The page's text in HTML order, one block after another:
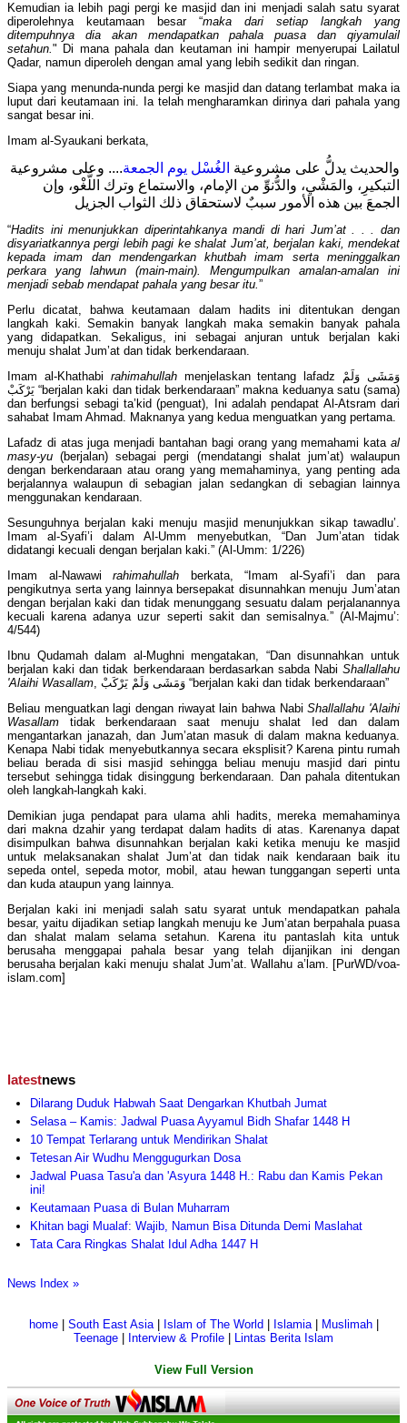
Kemudian ia lebih pagi pergi ke masjid dan ini menjadi salah satu syarat
diperolehnya keutamaan besar “maka dari setiap langkah yang
ditempuhnya dia akan mendapatkan pahala puasa dan qiyamulail
setahun." Di mana pahala dan keutaman ini hampir menyerupai Lailatul
Qadar, namun diperoleh dengan amal yang lebih sedikit dan ringan.
Siapa yang menunda-nunda pergi ke masjid dan datang terlambat maka ia
luput dari keutamaan ini. Ia telah mengharamkan dirinya dari pahala yang
sangat besar ini.
Imam al-Syaukani berkata,
والحديث يدلُّ على مشروعية الغُسْل يوم الجمعة.... وعلى مشروعية
التبكيرِ، والمَشْيِ، والدُّنوِّ من الإمام، والاستماع وترك اللَّغْو، وإن
الجمعَ بين هذه الأمور سببٌ لاستحقاق ذلك الثواب الجزيل
“Hadits ini menunjukkan diperintahkanya mandi di hari Jum’at . . . dan
disyariatkannya pergi lebih pagi ke shalat Jum’at, berjalan kaki, mendekat
kepada imam dan mendengarkan khutbah imam serta meninggalkan
perkara yang lahwun (main-main). Mengumpulkan amalan-amalan ini
menjadi sebab mendapat pahala yang besar itu.”
Perlu dicatat, bahwa keutamaan dalam hadits ini ditentukan dengan
langkah kaki. Semakin banyak langkah maka semakin banyak pahala
yang didapatkan. Sekaligus, ini sebagai anjuran untuk berjalan kaki
menuju shalat Jum’at dan tidak berkendaraan.
Imam al-Khathabi rahimahullah menjelaskan tentang lafadz وَمَشَى وَلَمْ
يَرْكَبْ “berjalan kaki dan tidak berkendaraan” makna keduanya satu (sama)
dan berfungsi sebagi ta’kid (penguat), Ini adalah pendapat Al-Atsram dari
sahabat Imam Ahmad. Maknanya yang kedua menguatkan yang pertama.
Lafadz di atas juga menjadi bantahan bagi orang yang memahami kata al
masy-yu (berjalan) sebagai pergi (mendatangi shalat jum’at) walaupun
dengan berkendaraan atau orang yang memahaminya, yang penting ada
berjalannya walaupun di sebagian jalan sedangkan di sebagian lainnya
menggunakan kendaraan.
Sesunguhnya berjalan kaki menuju masjid menunjukkan sikap tawadlu’.
Imam al-Syafi’i dalam Al-Umm menyebutkan, “Dan Jum’atan tidak
didatangi kecuali dengan berjalan kaki.” (Al-Umm: 1/226)
Imam al-Nawawirahimahullah
berkata, “Imam al-Syafi’i dan para
pengikutnya serta yang lainnya bersepakat disunnahkan menuju Jum’atan
dengan berjalan kaki dan tidak menunggang sesuatu dalam perjalanannya
kecuali karena adanya uzur seperti sakit dan semisalnya.” (Al-Majmu’:
4/544)
Ibnu Qudamah dalam al-Mughni mengatakan, “Dan disunnahkan untuk
berjalan kaki dan tidak berkendaraan berdasarkan sabda Nabi Shallallahu
'Alaihi Wasallam
, وَمَشَى وَلَمْ يَرْكَبْ “berjalan kaki dan tidak berkendaraan”
Beliau menguatkan lagi dengan riwayat lain bahwa NabiShallallahu 'Alaihi
Wasallam tidak berkendaraan saat menuju shalat Ied dan dalam
mengantarkan janazah, dan Jum’atan masuk di dalam makna keduanya.
Kenapa Nabi tidak menyebutkannya secara eksplisit? Karena pintu rumah
beliau berada di sisi masjid sehingga beliau menuju masjid dari pintu
tersebut sehingga tidak disinggung berkendaraan. Dan pahala ditentukan
oleh langkah-langkah kaki.
Demikian juga pendapat para ulama ahli hadits, mereka memahaminya
dari makna dzahir yang terdapat dalam hadits di atas. Karenanya dapat
disimpulkan bahwa disunnahkan berjalan kaki ketika menuju ke masjid
untuk melaksanakan shalat Jum’at dan tidak naik kendaraan baik itu
sepeda ontel, sepeda motor, mobil, atau hewan tunggangan seperti unta
dan kuda ataupun yang lainnya.
Berjalan kaki ini menjadi salah satu syarat untuk mendapatkan pahala
besar, yaitu dijadikan setiap langkah menuju ke Jum’atan berpahala puasa
dan shalat malam selama setahun. Karena itu pantaslah kita untuk
berusaha menggapai pahala besar yang telah dijanjikan ini dengan
berusaha berjalan kaki menuju shalat Jum’at. Wallahu a’lam. [PurWD/voa-
islam.com]
latestnews
Dilarang Duduk Habwah Saat Dengarkan Khutbah Jumat
Selasa – Kamis: Jadwal Puasa Ayyamul Bidh Shafar 1448 H
10 Tempat Terlarang untuk Mendirikan Shalat
Tetesan Air Wudhu Menggugurkan Dosa
Jadwal Puasa Tasu'a dan 'Asyura 1448 H.: Rabu dan Kamis Pekan
ini!
Keutamaan Puasa di Bulan Muharram
Khitan bagi Mualaf: Wajib, Namun Bisa Ditunda Demi Maslahat
Tata Cara Ringkas Shalat Idul Adha 1447 H
News Index »
home| South East Asia| Islam of The World Islamia| Muslimah|
Teenage
Interview & Profile Lintas Berita Islam
View Full Version